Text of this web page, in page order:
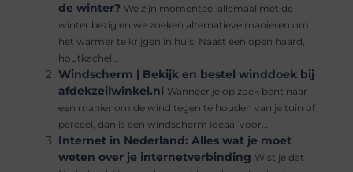
de winter? We zijn momenteel allemaal met de
winter bezig en we zoeken alternatieve manieren om
het warmer te krijgen in huis. Naast een open haard,
houtkachel...
Windscherm | Bekijk en bestel winddoek bij
afdekzeilwinkel.nl Wanneer je op zoek bent naar
een manier om de wind tegen te houden van je tuin of
perceel, dan is een windscherm ideaal voor...
Internet in Nederland: Alles wat je moet
weten over je internetverbinding Wist je dat